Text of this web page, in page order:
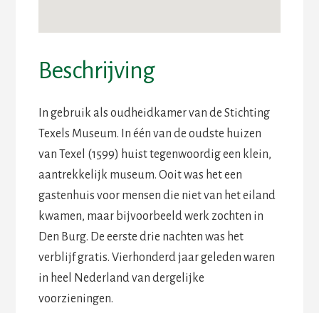
Beschrijving
In gebruik als oudheidkamer van de Stichting
Texels Museum. In één van de oudste huizen
van Texel (1599) huist tegenwoordig een klein,
aantrekkelijk museum. Ooit was het een
gastenhuis voor mensen die niet van het eiland
kwamen, maar bijvoorbeeld werk zochten in
Den Burg. De eerste drie nachten was het
verblijf gratis. Vierhonderd jaar geleden waren
in heel Nederland van dergelijke
voorzieningen.